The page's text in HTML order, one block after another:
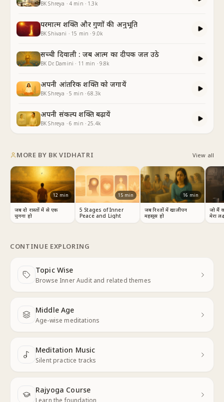
BK Shreya · 4 min · 1.3k
परमात्म शक्ति और गुणों की अनुभूति
BK Shivani · 15 min ·9.0k
सच्ची दिवाली : जब आत्म का दीपक जल उठे
BK Dr. Damini · 11 min · 9.8k
अपनी आंतरिक शक्ति को जगायें
BK Shreya · 5 min ·68.3k
अपनी संकल्प शक्ति बढ़ायें
BK Shreya · 6 min ·25.4k
MORE BY BK VIDHATRI View all
12 min
जब दो रास्तों में से एक
चुनना हो
15 min
5 Stages of Inner
Peace and Light
16 min
जब रिश्तों में खालीपन
महसूस हो
जो मैं
मेरा
CONTINUE EXPLORING
Topic Wise
Browse Inner Audit and related themes
Next
Middle Age
Age-wise meditations
Next
Meditation Music
Silent practice tracks
Next
Rajyoga Course
Learn the foundation